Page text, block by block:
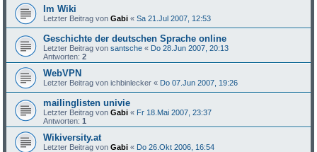
Im Wiki
Letzter Beitrag vonGabi «Sa 21.Jul 2007, 12:53
Geschichte der deutschen Sprache online
Letzter Beitrag vonsantsche « Do 28.Jun 2007, 20:13
Antworten:2
WebVPN
Letzter Beitrag vonichbinlecker « Do 07.Jun 2007, 19:26
mailinglisten univie
Letzter Beitrag vonGabi « Fr 18.Mai 2007, 23:37
Antworten:1
Wikiversity.at
Letzter Beitrag vonGabi « Do 26.Okt 2006, 16:54